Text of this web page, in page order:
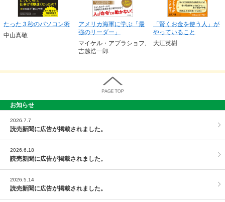
たった３秒のパソコン術
中山真敬
アメリカ海軍に学ぶ「最
強のリーダー」
マイケル・アブラショフ,
吉越浩一郎
「賢くお金を使う人」が
やっていること
大江英樹
お知らせ
2026.7.7
読売新聞に広告が掲載されました。
2026.6.18
読売新聞に広告が掲載されました。
2026.5.14
読売新聞に広告が掲載されました。
PAGE TOP